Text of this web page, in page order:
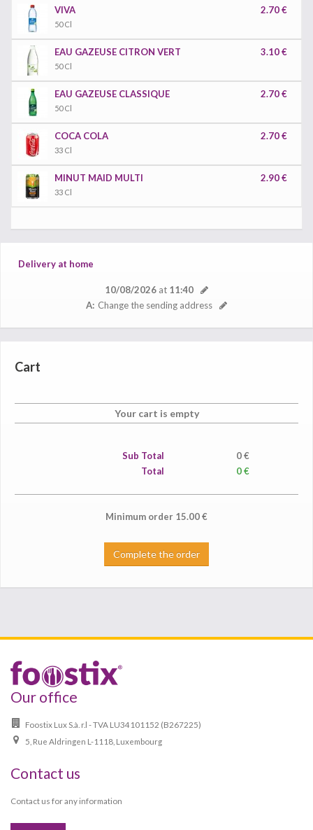
VIVA
50 Cl
2.70 €
EAU GAZEUSE CITRON VERT
50 Cl
3.10 €
EAU GAZEUSE CLASSIQUE
50 Cl
2.70 €
COCA COLA
33 Cl
2.70 €
MINUT MAID MULTI
33 Cl
2.90 €
Delivery at home
10/08/2026 at 11:40
A: Change the sending address
Cart
Your cart is empty
Sub Total 0€
Total
0 €
Minimum order 15.00€
Complete the order
Our office
Foostix Lux S.à. r.l - TVA LU34101152 (B267225)
5, Rue Aldringen L-1118, Luxembourg
Contact us
Contact us for any information